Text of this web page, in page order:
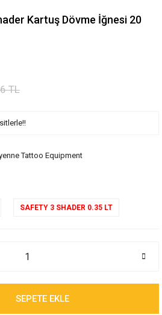
Kartuş Dövme İğnesi 20
TL
Tattoo Equipment
SAFETY 3 SHADER 0.35 LT
SEPETE EKLE